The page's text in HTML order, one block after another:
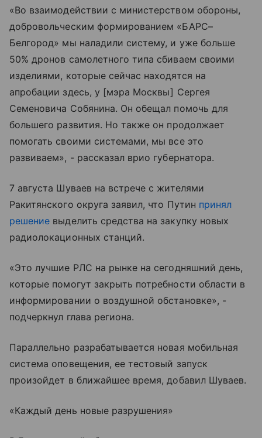
«Во взаимодействии с министерством обороны,
добровольческим формированием «БАРС–
Белгород» мы наладили систему, и уже больше
50% дронов самолетного типа сбиваем своими
изделиями, которые сейчас находятся на
апробации здесь, у [мэра Москвы] Сергея
Семеновича Собянина. Он обещал помочь для
большего развития. Но также он продолжает
помогать своими системами, мы все это
развиваем», - рассказал врио губернатора.
7 августа Шуваев на встрече с жителями
Ракитянского округа заявил, что Путин принял
решение выделить средства на закупку новых
радиолокационных станций.
«Это лучшие РЛС на рынке на сегодняшний день,
которые помогут закрыть потребности области в
информировании о воздушной обстановке», -
подчеркнул глава региона.
Параллельно разрабатывается новая мобильная
система оповещения, ее тестовый запуск
произойдет в ближайшее время, добавил Шуваев.
«Каждый день новые разрушения»